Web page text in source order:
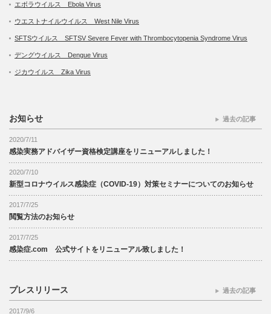
エボラウイルス Ebola Virus
ウエストナイルウイルス West Nile Virus
SFTSウイルス SFTSV Severe Fever with Thrombocytopenia Syndrome Virus
デングウイルス Dengue Virus
ジカウイルス Zika Virus
お知らせ
2020/7/11
感染実務アドバイザー資格検定講座をリニューアルしました！
2020/7/10
新型コロナウイルス感染症（COVID-19）対策セミナーについてのお知らせ
2017/7/25
閲覧方法のお知らせ
2017/7/25
感染症.com 公式サイトをリニューアル致しました！
過去の記事
プレスリリース
2017/9/6
過去の記事